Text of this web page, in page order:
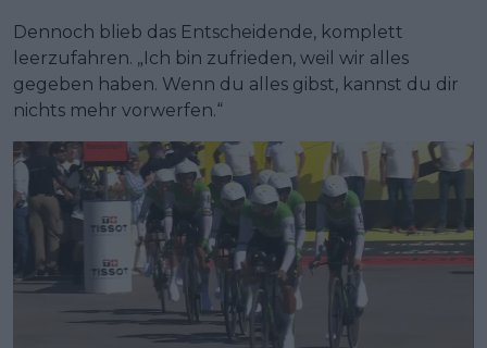
Dennoch blieb das Entscheidende, komplett
leerzufahren. „Ich bin zufrieden, weil wir alles
gegeben haben. Wenn du alles gibst, kannst du dir
nichts mehr vorwerfen.“